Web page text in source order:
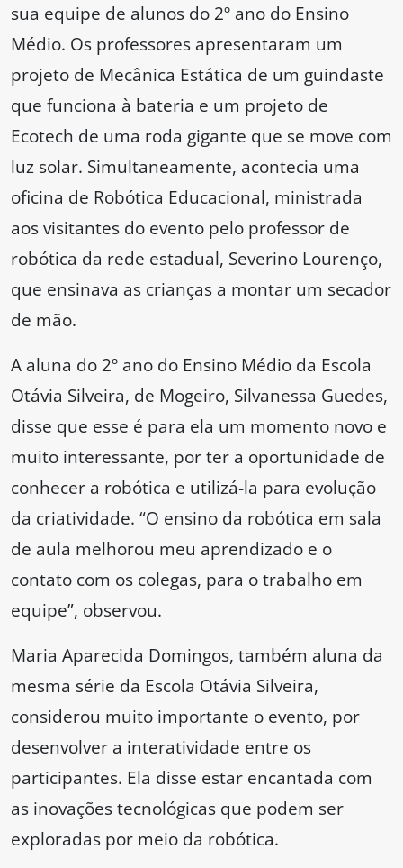
sua equipe de alunos do 2º ano do Ensino
Médio. Os professores apresentaram um
projeto de Mecânica Estática de um guindaste
que funciona à bateria e um projeto de
Ecotech de uma roda gigante que se move com
luz solar. Simultaneamente, acontecia uma
oficina de Robótica Educacional, ministrada
aos visitantes do evento pelo professor de
robótica da rede estadual, Severino Lourenço,
que ensinava as crianças a montar um secador
de mão.
A aluna do 2º ano do Ensino Médio da Escola
Otávia Silveira, de Mogeiro, Silvanessa Guedes,
disse que esse é para ela um momento novo e
muito interessante, por ter a oportunidade de
conhecer a robótica e utilizá-la para evolução
da criatividade. “O ensino da robótica em sala
de aula melhorou meu aprendizado e o
contato com os colegas, para o trabalho em
equipe”, observou.
Maria Aparecida Domingos, também aluna da
mesma série da Escola Otávia Silveira,
considerou muito importante o evento, por
desenvolver a interatividade entre os
participantes. Ela disse estar encantada com
as inovações tecnológicas que podem ser
exploradas por meio da robótica.